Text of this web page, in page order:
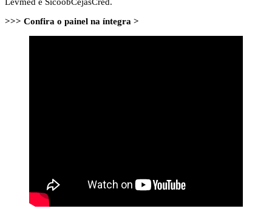
>>> Confira o painel na íntegra >